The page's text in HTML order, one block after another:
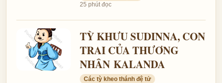
25 phút đọc
TỲ KHƯU SUDINNA, CON
TRAI CỦA THƯƠNG
NHÂN KALANDA
Các tỳ kheo thánh đệ tử